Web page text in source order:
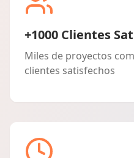
+1000 Clientes
Miles de proyectos
clientes satisfechos